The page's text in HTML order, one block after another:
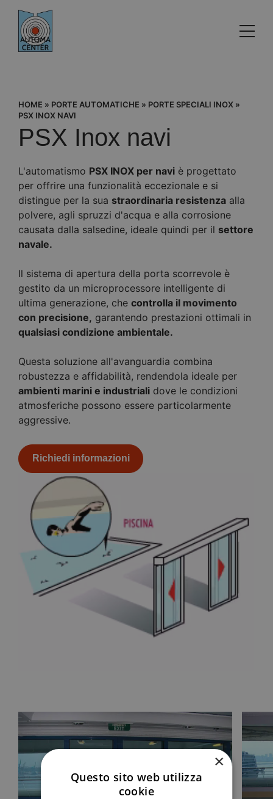
HOME » PORTE AUTOMATICHE » PORTE SPECIALI INOX »
PSX INOX NAVI
PSX Inox navi
L'automatismo PSX INOX per navi è progettato
per offrire una funzionalità eccezionale e si
distingue per la sua straordinaria resistenza alla
polvere, agli spruzzi d'acqua e alla corrosione
causata dalla salsedine, ideale quindi per il settore
navale.
Il sistema di apertura della porta scorrevole è
gestito da un microprocessore intelligente di
ultima generazione, checontrolla il movimento
con precisione, garantendo prestazioni ottimali in
qualsiasi condizione ambientale.
Questa soluzione all'avanguardia combina
robustezza e affidabilità, rendendola ideale per
ambienti marini e industriali dove le condizioni
atmosferiche possono essere particolarmente
aggressive.
Richiedi informazioni
×
Questo sito web utilizza
cookie